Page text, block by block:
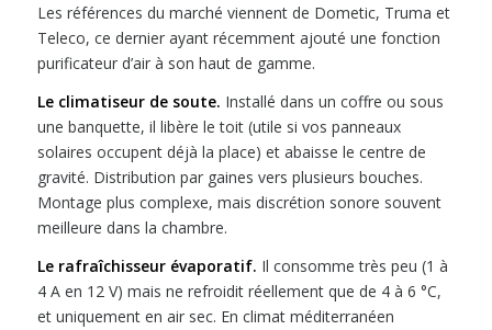
Les références du marché viennent de Dometic, Truma et
Teleco, ce dernier ayant récemment ajouté une fonction
purificateur d’air à son haut de gamme.
Le climatiseur de soute. Installé dans un coffre ou sous
une banquette, il libère le toit (utile si vos panneaux
solaires occupent déjà la place) et abaisse le centre de
gravité. Distribution par gaines vers plusieurs bouches.
Montage plus complexe, mais discrétion sonore souvent
meilleure dans la chambre.
Le rafraîchisseur évaporatif. Il consomme très peu (1 à
4 A en 12 V) mais ne refroidit réellement que de 4 à 6 °C,
et uniquement en air sec. En climat méditerranéen